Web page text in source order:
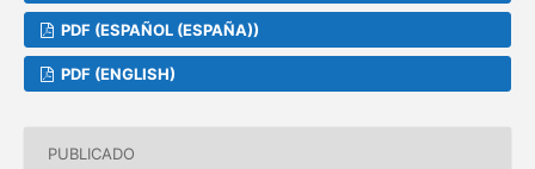
PDF (ESPAÑOL (ESPAÑA))
PDF (ENGLISH)
PUBLICADO